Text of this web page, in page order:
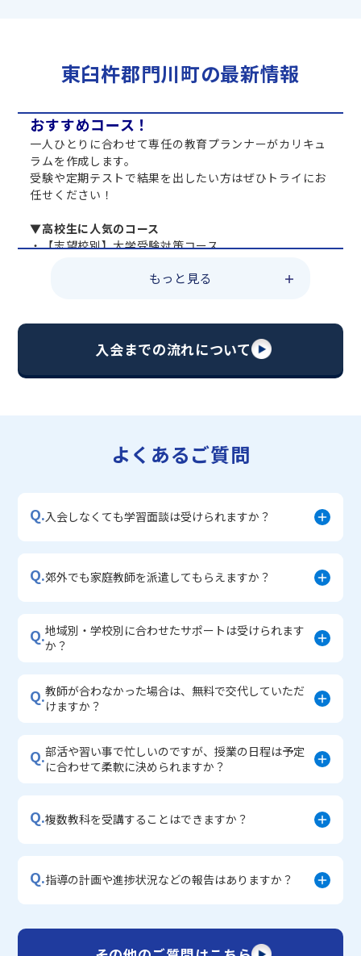
東臼杵郡門川町の最新情報
おすすめコース！
一人ひとりに合わせて専任の教育プランナーがカリキュ
ラムを作成します。
受験や定期テストで結果を出したい方はぜひトライにお
任せください！
▼高校生に人気のコース
・【志望校別】大学受験対策コース
・総合型選抜直前対策コース
・【志望校別】公立・私立高校受験対策コース
・宿題サポートコース
・学習習慣定着コース
もっと見る
入会までの流れについて
よくあるご質問
Q.入会しなくても学習面談は受けられますか？
Q.郊外でも家庭教師を派遣してもらえますか？
Q.地域別・学校別に合わせたサポートは受けられます
か？
Q.教師が合わなかった場合は、無料で交代していただ
けますか？
Q.部活や習い事で忙しいのですが、授業の日程は予定
に合わせて柔軟に決められますか？
Q.複数教科を受講することはできますか？
Q.指導の計画や進捗状況などの報告はありますか？